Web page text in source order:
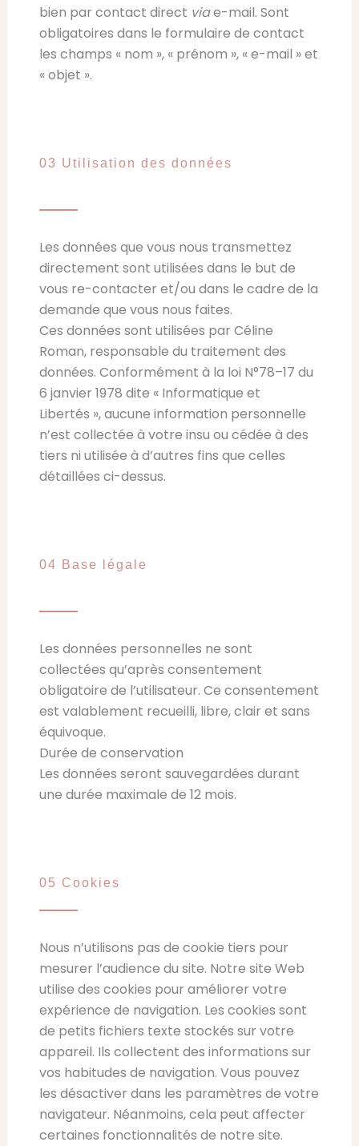
bien par contact direct viae-mail. Sont
obligatoires dans le formulaire de contact
les champs « nom », « prénom », « e-mail » et
« objet ».
03 Utilisation des données
Les données que vous nous transmettez
directement sont utilisées dans le but de
vous re-contacter et/ou dans le cadre de la
demande que vous nous faites.
Ces données sont utilisées par Céline
Roman, responsable du traitement des
données. Conformément à la loi N°78–17 du
6 janvier 1978 dite « Informatique et
Libertés », aucune information personnelle
n’est collectée à votre insu ou cédée à des
tiers ni utilisée à d’autres fins que celles
détaillées ci-dessus.
04 Base légale
Les données personnelles ne sont
collectées qu’après consentement
obligatoire de l’utilisateur. Ce consentement
est valablement recueilli, libre, clair et sans
équivoque.
Durée de conservation
Les données seront sauvegardées durant
une durée maximale de 12 mois.
05 Cookies
Nous n’utilisons pas de cookie tiers pour
mesurer l’audience du site. Notre site Web
utilise des cookies pour améliorer votre
expérience de navigation. Les cookies sont
de petits fichiers texte stockés sur votre
appareil. Ils collectent des informations sur
vos habitudes de navigation. Vous pouvez
les désactiver dans les paramètres de votre
navigateur. Néanmoins, cela peut affecter
certaines fonctionnalités de notre site.